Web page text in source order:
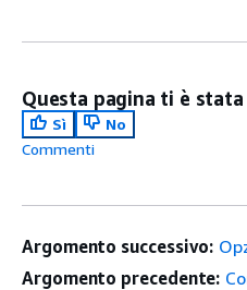
Questa pagina ti è
Sì
No
Commenti
Argomento successivo:
Argomento precedente: